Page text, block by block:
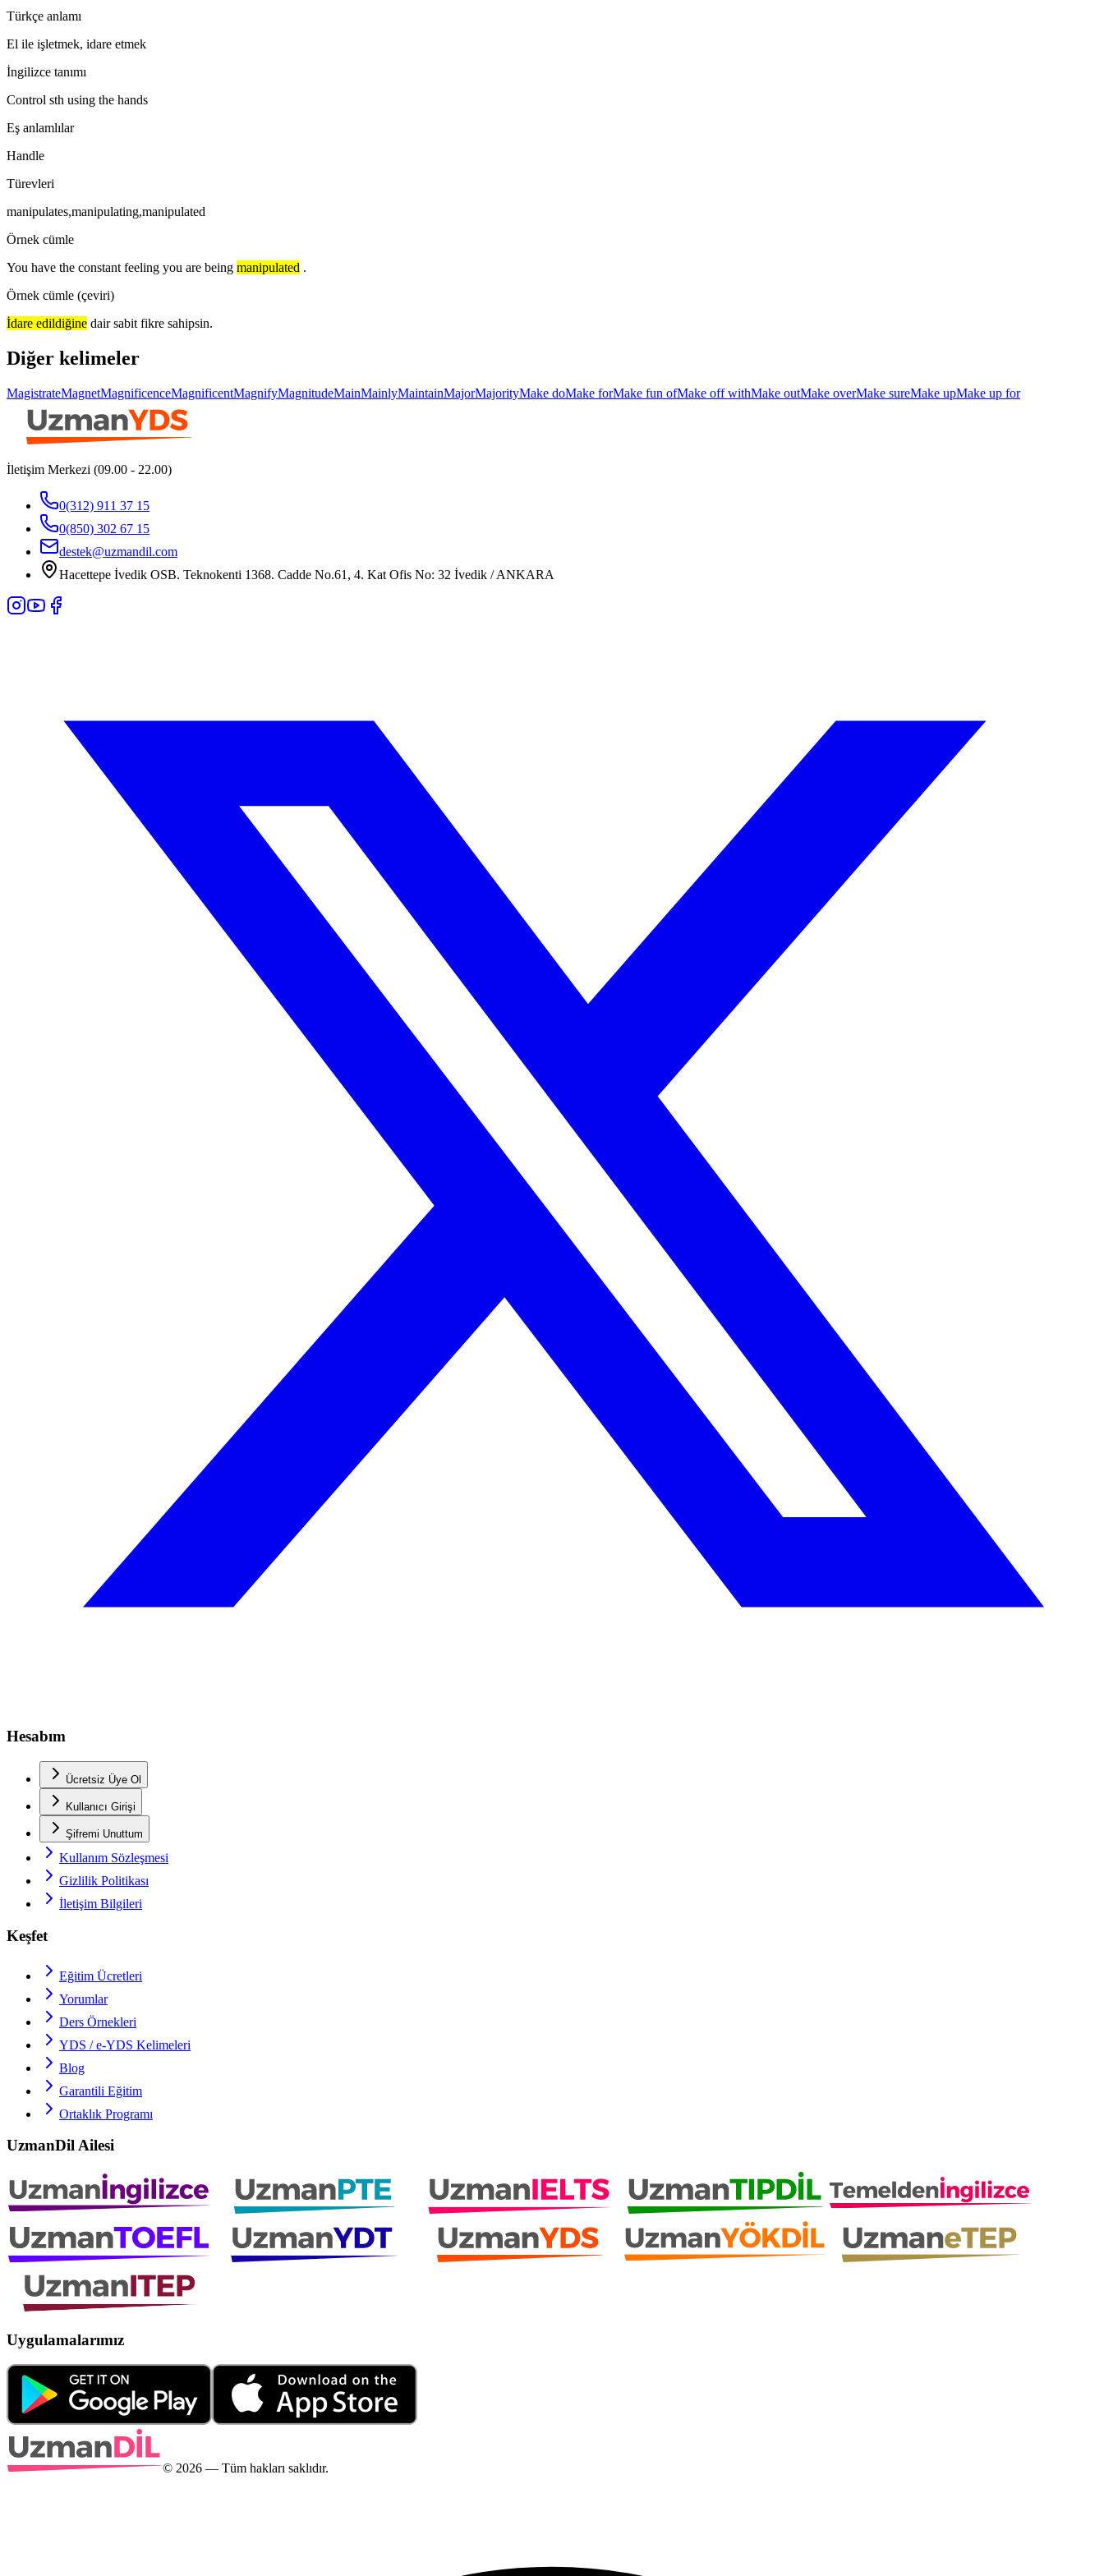
Türkçe anlamı
El ile işletmek, idare etmek
İngilizce tanımı
Control sth using the hands
Eş anlamlılar
Handle
Türevleri
manipulates,manipulating,manipulated
Örnek cümle
You have the constant feeling you are being manipulated .
Örnek cümle (çeviri)
İdare edildiğine dair sabit fikre sahipsin.
Diğer kelimeler
MagistrateMagnetMagnificenceMagnificentMagnifyMagnitudeMainMainlyMaintainMajorMajorityMake doMake forMake fun ofMake off withMake outMake overMake sureMake upMake up for
İletişim Merkezi (09.00 - 22.00)
0(312) 911 37 15
0(850) 302 67 15
destek@uzmandil.com
Hacettepe İvedik OSB. Teknokenti 1368. Cadde No.61, 4. Kat Ofis No: 32 İvedik / ANKARA
Hesabım
Ücretsiz Üye Ol
Kullanıcı Girişi
Şifremi Unuttum
Kullanım Sözleşmesi
Gizlilik Politikası
İletişim Bilgileri
Keşfet
Eğitim Ücretleri
Yorumlar
Ders Örnekleri
YDS / e-YDS Kelimeleri
Blog
Garantili Eğitim
Ortaklık Programı
UzmanDil Ailesi
Uygulamalarımız
© 2026 — Tüm hakları saklıdır.